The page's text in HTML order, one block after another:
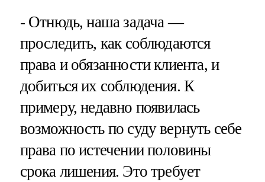
- Отнюдь, наша задача —
проследить, как соблюдаются
права и обязанности клиента, и
добиться их соблюдения. К
примеру, недавно появилась
возможность по суду вернуть себе
права по истечении половины
срока лишения. Это требует